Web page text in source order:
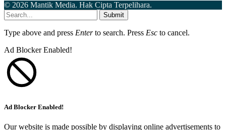
© 2026 Mantik Media. Hak Cipta Terpelihara.
Submit
Type above and press Enterto search. Press Esc to cancel.
Ad Blocker Enabled!
Ad Blocker Enabled!
Our website is made possible by displaying online advertisements to